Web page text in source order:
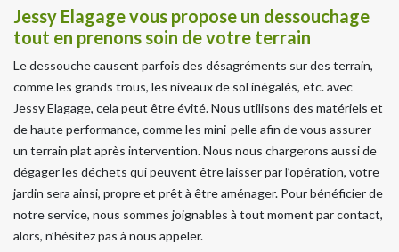
Jessy Elagage vous propose un dessouchage
tout en prenons soin de votre terrain
Le dessouche causent parfois des désagréments sur des terrain,
comme les grands trous, les niveaux de sol inégalés, etc. avec
Jessy Elagage, cela peut être évité. Nous utilisons des matériels et
de haute performance, comme les mini-pelle afin de vous assurer
un terrain plat après intervention. Nous nous chargerons aussi de
dégager les déchets qui peuvent être laisser par l’opération, votre
jardin sera ainsi, propre et prêt à être aménager. Pour bénéficier de
notre service, nous sommes joignables à tout moment par contact,
alors, n’hésitez pas à nous appeler.